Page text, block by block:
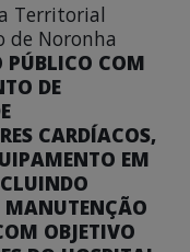
Territorial
de Noronha
COM
DE
CARDÍACOS,
EM
MANUTENÇÃO
OBJETIVO